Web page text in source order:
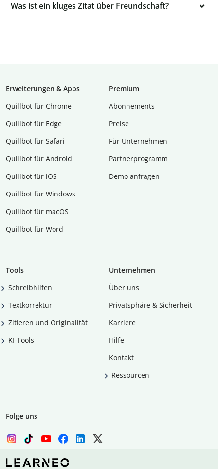
Was ist ein kluges Zitat über Freundschaft?
Erweiterungen & Apps
Quillbot für Chrome
Quillbot für Edge
Quillbot für Safari
Quillbot für Android
Quillbot für iOS
Quillbot für Windows
Quillbot für macOS
Quillbot für Word
Premium
Abon­ne­ments
Preise
Für Unternehmen
Partnerprogramm
Demo anfragen
Tools
Schreibhilfen
Textkorrektur
Zitieren und Originalität
KI-Tools
Unternehmen
Über uns
Privatsphäre & Sicherheit
Karriere
Hilfe
Kontakt
Ressourcen
Folge uns